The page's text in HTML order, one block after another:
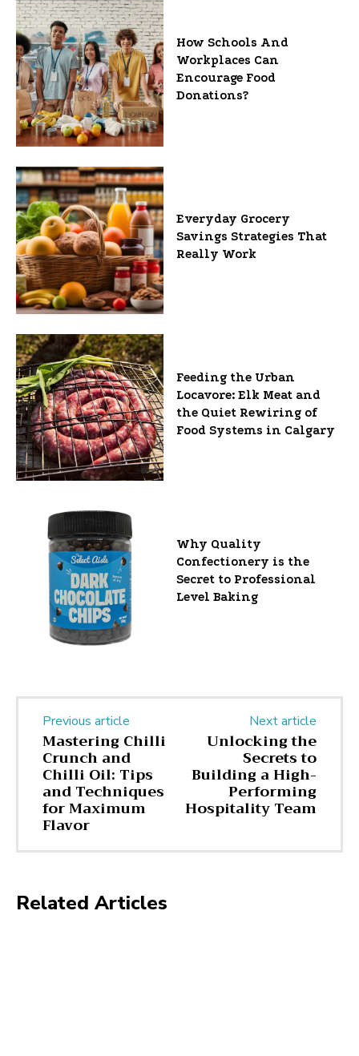
How Schools And
Workplaces Can
Encourage Food
Donations?
Everyday Grocery
Savings Strategies That
Really Work
Feeding the Urban
Locavore: Elk Meat and
the Quiet Rewiring of
Food Systems in Calgary
Why Quality
Confectionery is the
Secret to Professional
Level Baking
Previous article
Mastering Chilli
Crunch and
Chilli Oil: Tips
and Techniques
for Maximum
Flavor
Next article
Unlocking the
Secrets to
Building a High-
Performing
Hospitality Team
Related Articles